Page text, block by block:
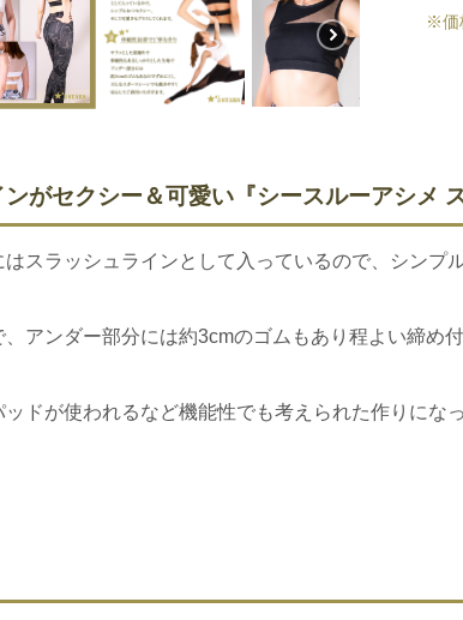
※価
がセクシー＆可愛い『シースルーアシメ
スラッシュラインとして入っているので、シンプ
アンダー部分には約3cmのゴムもあり程よい締め
ドが使われるなど機能性でも考えられた作りにな